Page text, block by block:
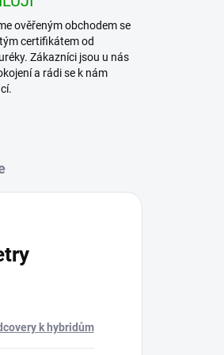
ověřeným obchodem se
certifikátem od
Zákazníci jsou u nás
a rádi se k nám
k hybridům